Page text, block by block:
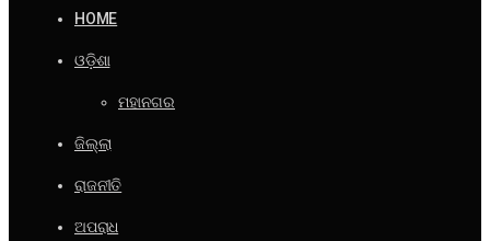
HOME
ଓଡ଼ିଶା
ମହାନଗର
ଜିଲ୍ଲା
ରାଜନୀତି
ଅପରାଧ